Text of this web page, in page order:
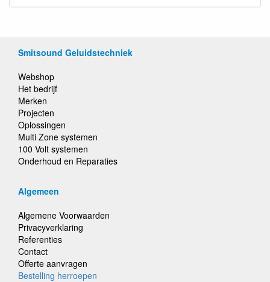
Smitsound Geluidstechniek
Webshop
Het bedrijf
Merken
Projecten
Oplossingen
Multi Zone systemen
100 Volt systemen
Onderhoud en Reparaties
Algemeen
Algemene Voorwaarden
Privacyverklaring
Referenties
Contact
Offerte aanvragen
Bestelling herroepen